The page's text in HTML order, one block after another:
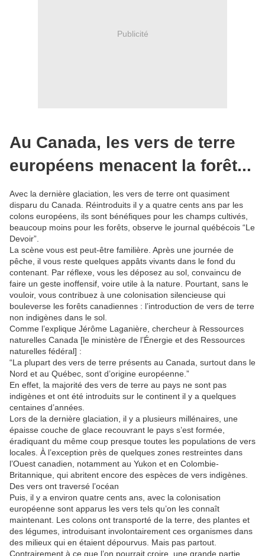
Publicité
Au Canada, les vers de terre
européens menacent la forêt...
Avec la dernière glaciation, les vers de terre ont quasiment
disparu du Canada. Réintroduits il y a quatre cents ans par les
colons européens, ils sont bénéfiques pour les champs cultivés,
beaucoup moins pour les forêts, observe le journal québécois “Le
Devoir”.
La scène vous est peut-être familière. Après une journée de
pêche, il vous reste quelques appâts vivants dans le fond du
contenant. Par réflexe, vous les déposez au sol, convaincu de
faire un geste inoffensif, voire utile à la nature. Pourtant, sans le
vouloir, vous contribuez à une colonisation silencieuse qui
bouleverse les forêts canadiennes : l’introduction de vers de terre
non indigènes dans le sol.
Comme l’explique Jérôme Laganière, chercheur à Ressources
naturelles Canada [le ministère de l’Énergie et des Ressources
naturelles fédéral] :
“La plupart des vers de terre présents au Canada, surtout dans le
Nord et au Québec, sont d’origine européenne.”
En effet, la majorité des vers de terre au pays ne sont pas
indigènes et ont été introduits sur le continent il y a quelques
centaines d’années.
Lors de la dernière glaciation, il y a plusieurs millénaires, une
épaisse couche de glace recouvrant le pays s’est formée,
éradiquant du même coup presque toutes les populations de vers
locales. À l’exception près de quelques zones restreintes dans
l’Ouest canadien, notamment au Yukon et en Colombie-
Britannique, qui abritent encore des espèces de vers indigènes.
Des vers ont traversé l’océan
Puis, il y a environ quatre cents ans, avec la colonisation
européenne sont apparus les vers tels qu’on les connaît
maintenant. Les colons ont transporté de la terre, des plantes et
des légumes, introduisant involontairement ces organismes dans
des milieux qui en étaient dépourvus. Mais pas partout.
Contrairement à ce que l’on pourrait croire, une grande partie